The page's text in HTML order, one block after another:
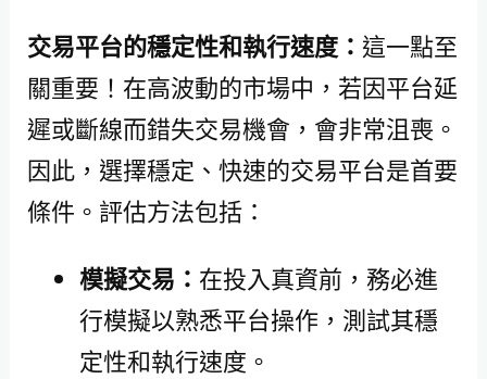
交易平台的穩定性和執行速度： 這一點至
關重要！在高波動的市場中，若因平台延
遲或斷線而錯失交易機會，會非常沮喪。
因此，選擇穩定、快速的交易平台是首要
條件。評估方法包括：
模擬交易： 在投入真資前，務必進
行模擬以熟悉平台操作，測試其穩
定性和執行速度。